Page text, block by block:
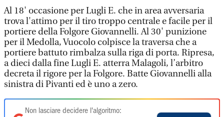
Al 18' occasione per Lugli E. che in area avversaria
trova l'attimo per il tiro troppo centrale e facile per il
portiere della Folgore Giovannelli. Al 30' punizione
per il Medolla, Vuocolo colpisce la traversa che a
portiere battuto rimbalza sulla riga di porta. Ripresa,
a dieci dalla fine Lugli E. atterra Malagoli, l’arbitro
decreta il rigore per la Folgore. Batte Giovannelli alla
sinistra di Pivanti ed è uno a zero.
Non lasciare decidere l'algoritmo: